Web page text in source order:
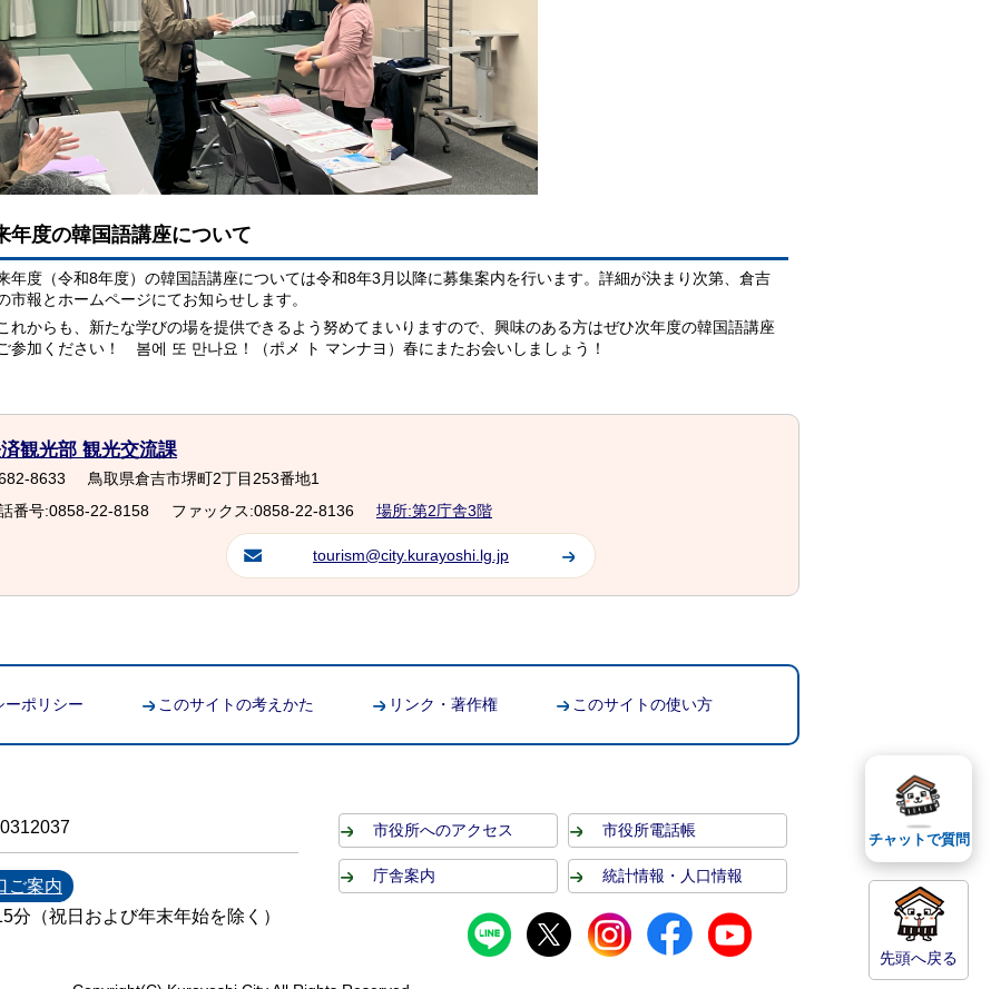
年度の韓国語講座について
年度（令和8年度）の韓国語講座については令和8年3月以降に募集案内を行います。詳細が決まり次第、倉吉
市報とホームページにてお知らせします。
れからも、新たな学びの場を提供できるよう努めてまいりますので、興味のある方はぜひ次年度の韓国語講座
参加ください！ 봄에 또 만나요！（ポメ ト マンナヨ）春にまたお会いしましょう！
観光部 観光交流課
8633
鳥取県倉吉市堺町2丁目253番地1
番号:0858-22-8158
ファックス:0858-22-8136 場所:第2庁舎3階
tourism@city.kurayoshi.lg.jp
先頭へ戻る
ーポリシー このサイトの考えかた リンク・著作権 このサイトの使い方
ご案内
（祝日および年末年始を除く）
市役所へのアクセス 市役所電話帳
庁舎案内 統計情報・人口情報
チャットで質問